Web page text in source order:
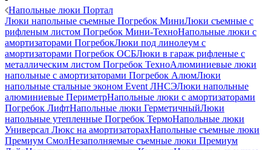
Напольные люки Портал
Люки напольные съемные Погребок МиниЛюки съемные с
рифленым листом Погребок Мини-ТехноНапольные люки с
амортизаторами ПогребокЛюки под линолеум с
амортизаторами Погребок ОСБЛюки в гараж рифленые с
металлическим листом Погребок ТехноАлюминиевые люки
напольные с амортизаторами Погребок АлюмЛюки
напольные стальные эконом Event ЛНСЭЛюки напольные
алюминиевые ПериметрНапольные люки с амортизаторами
Погребок ЛифтНапольные люки ГерметичныйЛюки
напольные утепленные Погребок ТермоНапольные люки
Универсал Люкс на амортизаторахНапольные съемные люки
Премиум СмолНезаполняемые съемные люки Премиум